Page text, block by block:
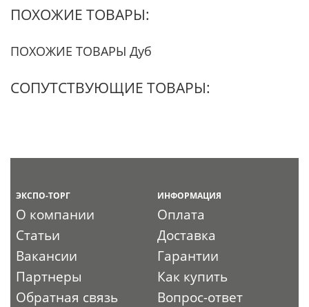
ПОХОЖИЕ ТОВАРЫ:
ПОХОЖИЕ ТОВАРЫ Дуб
СОПУТСТВУЮЩИЕ ТОВАРЫ:
ЭКСПО-ТОРГ
О компании
Статьи
Вакансии
Партнеры
Обратная связь
ИНФОРМАЦИЯ
Оплата
Доставка
Гарантии
Как купить
Вопрос-ответ